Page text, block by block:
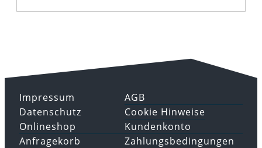
Impressum
Datenschutz
AGB
Cookie Hinweise
Onlineshop
Anfragekorb
Kundenkonto
Zahlungsbedingungen